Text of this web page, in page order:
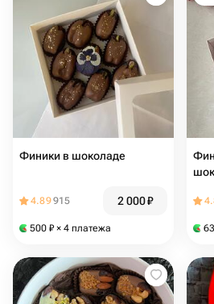
Финики в шоколаде
4.89915 2 000₽
500 ₽ × 4 платежа